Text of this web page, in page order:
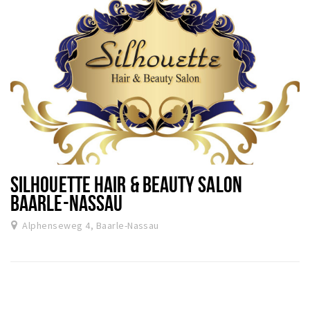
SILHOUETTE HAIR & BEAUTY SALON
BAARLE-NASSAU
Alphenseweg 4, Baarle-Nassau